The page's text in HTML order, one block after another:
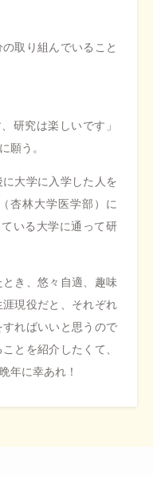
取り組んでいること
研究は楽しいです」
願う。
大学に入学した人を
杏林大学医学部）に
いる大学に通って研
き、悠々自適、趣味
現役だと、それぞれ
ればいいと思うので
とを紹介したくて、
年に幸あれ！